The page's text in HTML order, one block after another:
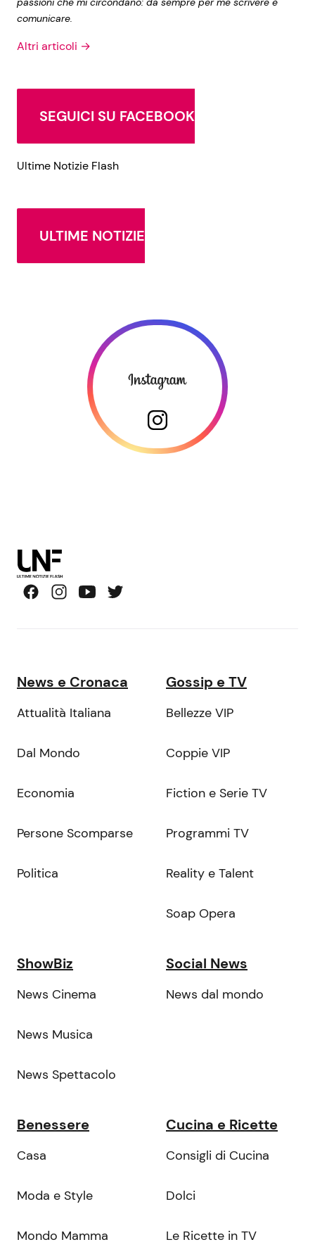
comunicare.
Altri articoli →
SEGUICI SU FACEBOOK
Ultime Notizie Flash
ULTIME NOTIZIE
News e Cronaca
Attualità Italiana
Dal Mondo
Economia
Persone Scomparse
Politica
Gossip e TV
Bellezze VIP
Coppie VIP
Fiction e Serie TV
Programmi TV
Reality e Talent
Soap Opera
ShowBiz
News Cinema
News Musica
News Spettacolo
Social News
News dal mondo
Benessere
Casa
Moda e Style
Mondo Mamma
Cucina e Ricette
Consigli di Cucina
Dolci
Le Ricette in TV